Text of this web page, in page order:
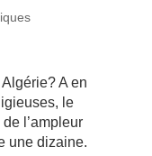
A en
le
l’ampleur
une dizaine.